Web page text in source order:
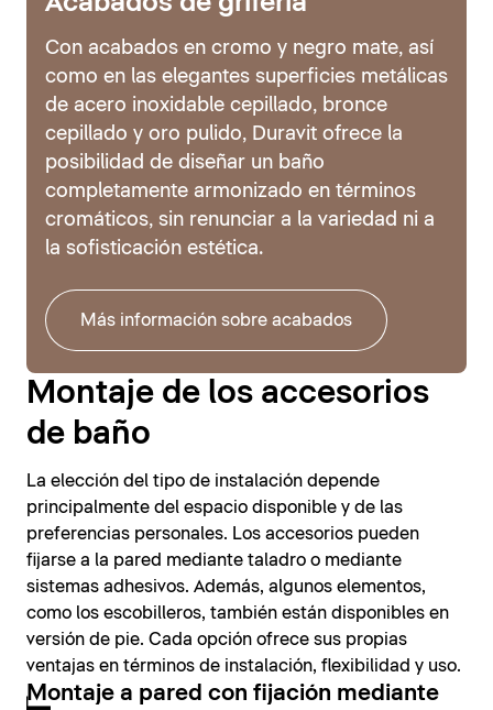
Con acabados en cromo y negro mate, así
como en las elegantes superficies metálicas
de acero inoxidable cepillado, bronce
cepillado y oro pulido, Duravit ofrece la
posibilidad de diseñar un baño
completamente armonizado en términos
cromáticos, sin renunciar a la variedad ni a
la sofisticación estética.
Más información sobre acabados
Montaje de los accesorios
de baño
La elección del tipo de instalación depende
principalmente del espacio disponible y de las
preferencias personales. Los accesorios pueden
fijarse a la pared mediante taladro o mediante
sistemas adhesivos. Además, algunos elementos,
como los escobilleros, también están disponibles en
versión de pie. Cada opción ofrece sus propias
ventajas en términos de instalación, flexibilidad y uso.
Montaje a pared con fijación mediante